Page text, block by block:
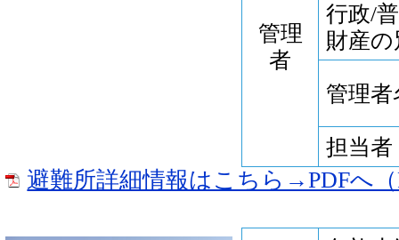
管理
者
行政/
財産の
管理者
担当者
避難所詳細情報はこちら→PDFへ（